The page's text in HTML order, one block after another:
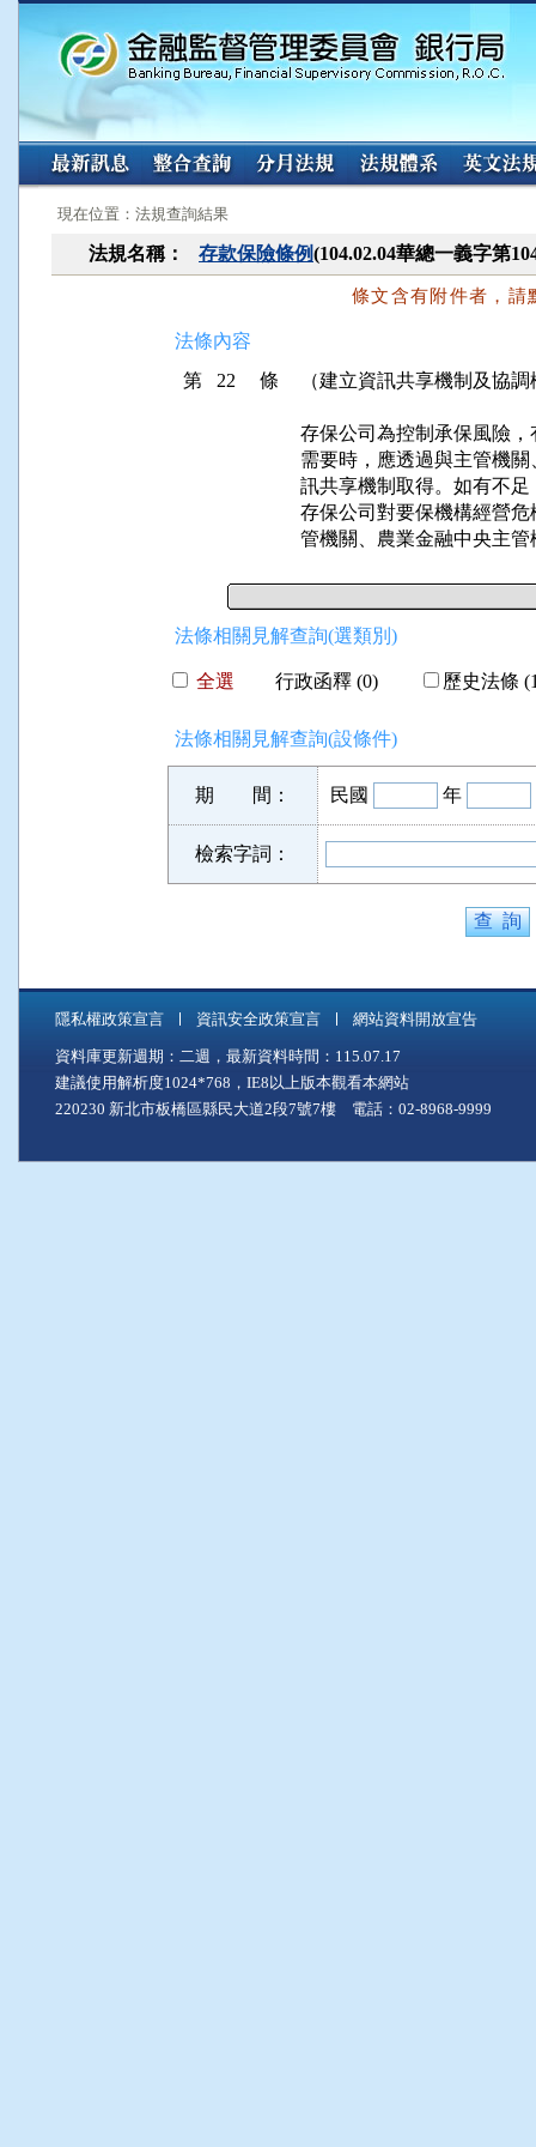
:::
現在位置：法規查詢結果
法規名稱： 存款保險條例(104.02.04華總一義字第
條文含有附件者，請
法條內容
第 22 條
（建立資訊共享機制及協
存保公司為控制承保風險
需要時，應透過與主管機
訊共享機制取得。如有不
存保公司對要保機構經營
管機關、農業金融中央主
法條相關見解查詢(選類別)
全選 行政函釋 (0) 歷史法條
法條相關見解查詢(設條件)
期 間： 民國 年
檢索字詞：
隱私權政策宣言 資訊安全政策宣言 網站資料開放宣告
資料庫更新週期：二週，最新資料時間：115.07.17
建議使用解析度1024*768，IE8以上版本觀看本網站
220230 新北市板橋區縣民大道2段7號7樓 電話：02-8968-9999